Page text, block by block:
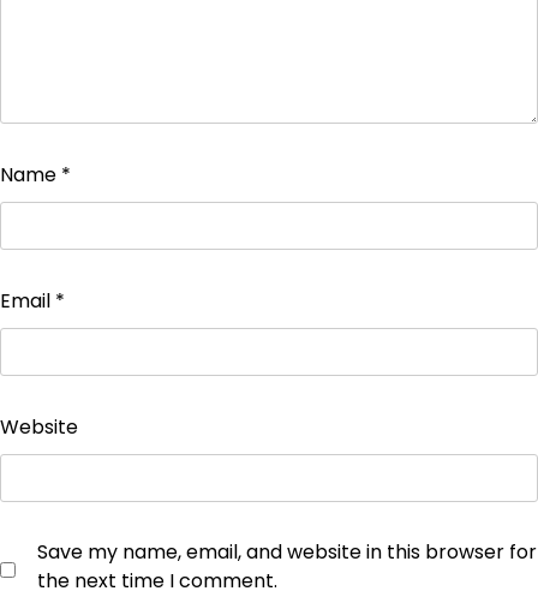
Name *
Email *
Website
Save my name, email, and website in this browser for
the next time I comment.